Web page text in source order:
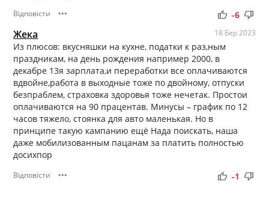
Відповісти ••• thumb_up thumb_down
-6
Жека 18 Бер 2023
Из плюсов: вкусняшки на кухне, податки к раз,ным
праздникам, на день рождения например 2000, в
декабре 13я зарплата,и переработки все оплачиваются
вдвойне,работа в выходные тоже по двойному, отпуски
безпраблем, страховка здоровья тоже нечетак. Простои
оплачиваются на 90 працентав. Минусы – график по 12
часов тяжело, стоянка для авто маленькая. Но в
принципе такую кампанию ещё Нада поискать, наша
даже мобилизованным пацанам за платить полностью
досихпор
Відповісти ••• thumb_up thumb_down
-1